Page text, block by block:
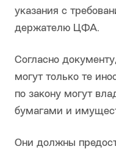
указания с
держателю ЦФА.
Согласно
могут только те
по закону могут
бумагами и
Они должны